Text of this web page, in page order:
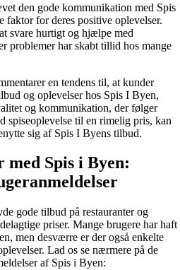
den gode kommunikation med Spis
faktor for deres positive oplevelser.
svare hurtigt og hjælpe med
problemer har skabt tillid hos mange
en tendens til, at kunder
og oplevelser hos Spis I Byen,
og kommunikation, der følger
spiseoplevelse til en rimelig pris, kan
sig af Spis I Byens tilbud.
med Spis i Byen:
gode tilbud på restauranter og
priser. Mange brugere har haft
men desværre er der også enkelte
Lad os se nærmere på de
af Spis i Byen: